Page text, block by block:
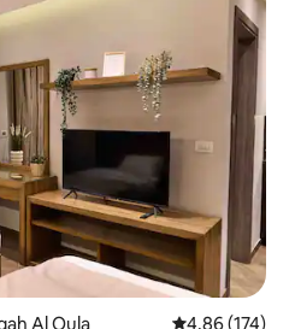
Al Oula Gemiddelde
4,86 (174)